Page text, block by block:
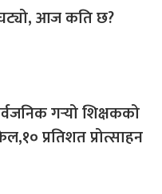
आज कति छ?
गर्‍यो शिक्षकको
प्रतिशत प्रोत्साहन